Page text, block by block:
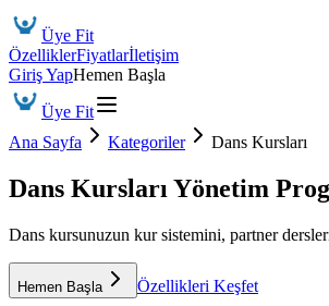
Üye Fit
ÖzelliklerFiyatlarİletişim
Giriş YapHemen Başla
Üye Fit
Ana Sayfa
Kategoriler Dans Kursları
Dans Kursları Yönetim
Dans kursunuzun kur sistemini, partner
Hemen Başla Özellikleri Keşfet